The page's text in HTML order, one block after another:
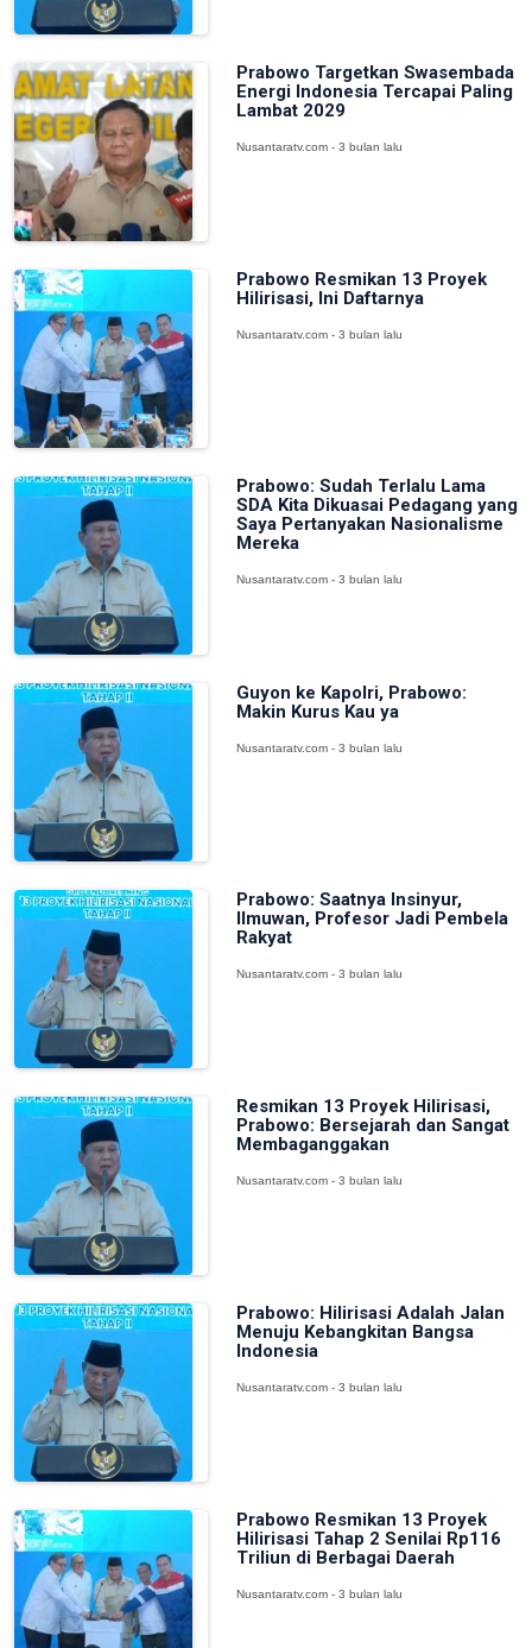
Prabowo Targetkan Swasembada
Energi Indonesia Tercapai Paling
Lambat 2029
Nusantaratv.com - 3 bulan lalu
Prabowo Resmikan 13 Proyek
Hilirisasi, Ini Daftarnya
Nusantaratv.com - 3 bulan lalu
Prabowo: Sudah Terlalu Lama
SDA Kita Dikuasai Pedagang yang
Saya Pertanyakan Nasionalisme
Mereka
Nusantaratv.com - 3 bulan lalu
Guyon ke Kapolri, Prabowo:
Makin Kurus Kau ya
Nusantaratv.com - 3 bulan lalu
Prabowo: Saatnya Insinyur,
Ilmuwan, Profesor Jadi Pembela
Rakyat
Nusantaratv.com - 3 bulan lalu
Resmikan 13 Proyek Hilirisasi,
Prabowo: Bersejarah dan Sangat
Membaganggakan
Nusantaratv.com - 3 bulan lalu
Prabowo: Hilirisasi Adalah Jalan
Menuju Kebangkitan Bangsa
Indonesia
Nusantaratv.com - 3 bulan lalu
Prabowo Resmikan 13 Proyek
Hilirisasi Tahap 2 Senilai Rp116
Triliun di Berbagai Daerah
Nusantaratv.com - 3 bulan lalu